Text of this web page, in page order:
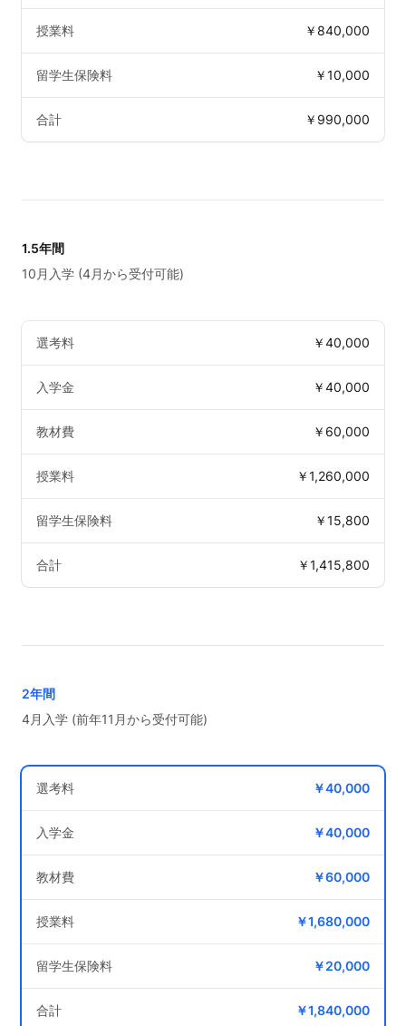
授業料 ￥840,000
留学生保険料 ￥10,000
合計 ￥990,000
1.5年間
10月入学 (4月から受付可能)
選考料 ￥40,000
入学金 ￥40,000
教材費 ￥60,000
授業料 ￥1,260,000
留学生保険料 ￥15,800
合計 ￥1,415,800
2年間
4月入学 (前年11月から受付可能)
選考料 ￥40,000
入学金 ￥40,000
教材費 ￥60,000
授業料 ￥1,680,000
留学生保険料 ￥20,000
合計 ￥1,840,000